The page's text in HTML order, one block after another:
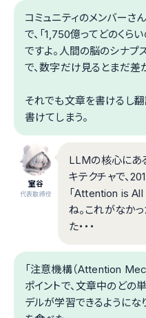
コミュニティのメンバーさ
で、「1,750億ってどのくら
ですよ。人間の脳のシナプ
で、数字だけ見るとまだ差
それでも文章を書けるし翻
書けてしまう。
室谷
代表取締役
LLMの核心にあ
キテクチャで、
「Attention is
ね。これがなか
た・・・
「注意機構（Attention
ポイントで、文章中のどの
デルが学習できるようにな